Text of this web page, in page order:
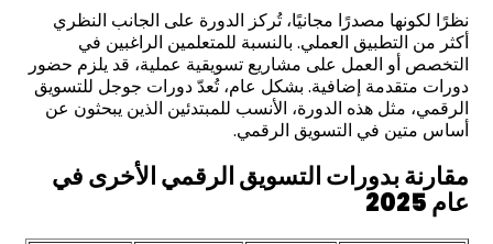
نظرًا لكونها مصدرًا مجانيًا، تُركز الدورة على الجانب النظري
أكثر من التطبيق العملي. بالنسبة للمتعلمين الراغبين في
التخصص أو العمل على مشاريع تسويقية عملية، قد يلزم حضور
دورات متقدمة إضافية. بشكل عام، تُعدّ دورات جوجل للتسويق
الرقمي، مثل هذه الدورة، الأنسب للمبتدئين الذين يبحثون عن
أساس متين في التسويق الرقمي.
مقارنة بدورات التسويق الرقمي الأخرى في
عام 2025